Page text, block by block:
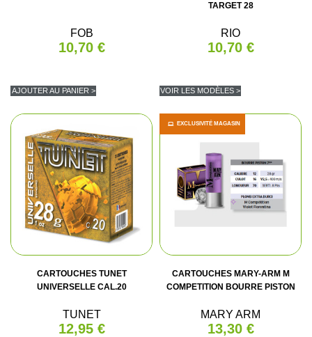
FOB
10,70 €
AJOUTER AU PANIER >
TARGET 28
RIO
10,70 €
VOIR LES MODÈLES >
CARTOUCHES TUNET
UNIVERSELLE CAL.20
TUNET
12,95 €
CARTOUCHES MARY-ARM M
COMPETITION BOURRE PISTON
MARY ARM
13,30 €
EXCLUSIVITÉ MAGASIN